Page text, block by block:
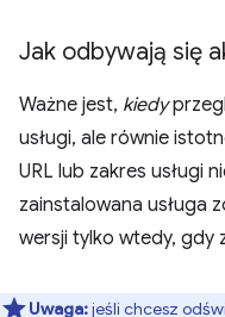
Jak odbywają się
Ważne jest, kiedy
usługi, ale równie
URL lub zakres usługi
zainstalowana usługa
wersji tylko wtedy, gdy
Uwaga:jeśli chcesz